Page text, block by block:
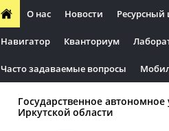
О нас Новости Ресурсный
Навигатор Кванториум
Часто задаваемые вопросы
Государственное
Иркутской области